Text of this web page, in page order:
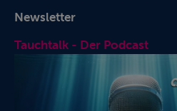
Newsletter
Tauchtalk - Der Podcast